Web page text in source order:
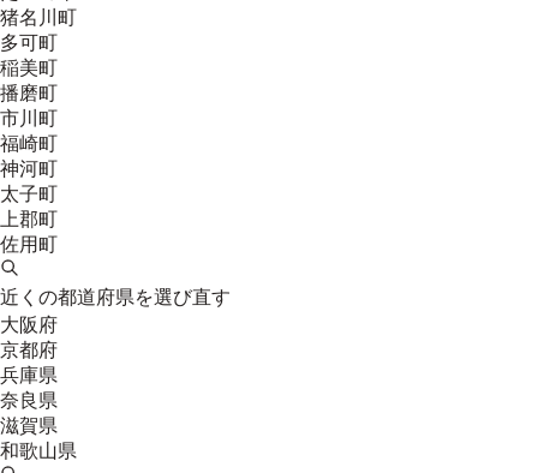
猪名川町
多可町
稲美町
播磨町
市川町
福崎町
神河町
太子町
上郡町
佐用町
近くの都道府県を選び直す
大阪府
京都府
兵庫県
奈良県
滋賀県
和歌山県